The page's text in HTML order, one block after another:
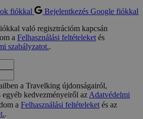
fiókkal
Bejelentkezés Google fiókkal
való regisztrációm kapcsán
a Felhasználási feltételeketés
szabályzatot..
a Travelking újdonságairól,
kedvezményeiről azAdatvédelmi
a Felhasználási feltételeketés az
.